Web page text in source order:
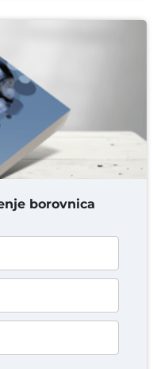
borovnica